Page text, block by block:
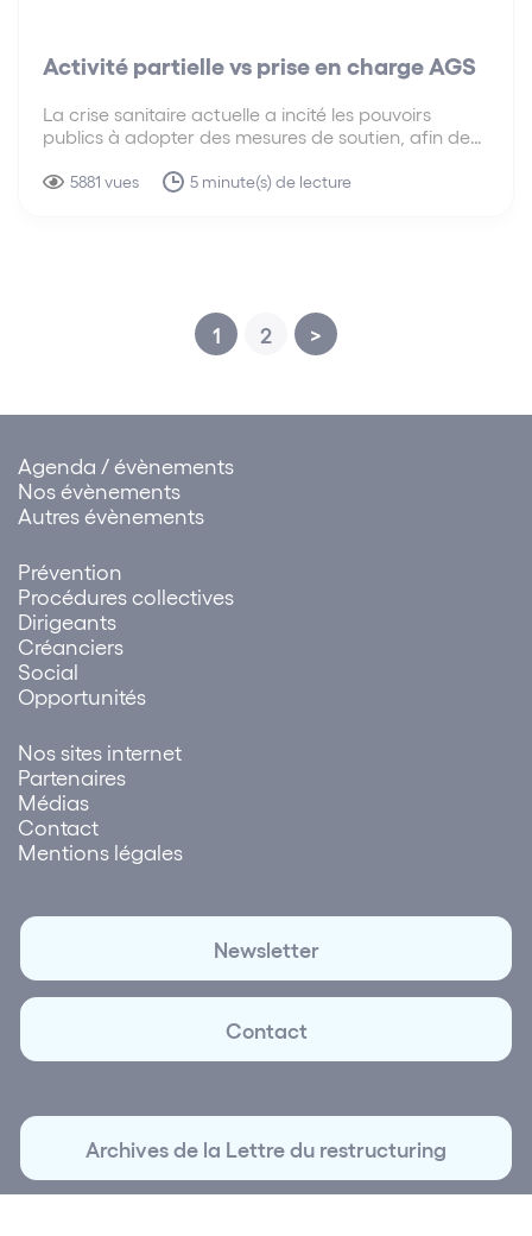
Activité partielle vs prise en charge AGS
La crise sanitaire actuelle a incité les pouvoirs
publics à adopter des mesures de soutien, afin de
qu'une telle situation pourrait entraîner.
5881 vues 5 minute(s) de lecture
1 2 >
Agenda / évènements
Nos évènements
Autres évènements
Prévention
Procédures collectives
Dirigeants
Créanciers
Social
Opportunités
Nos sites internet
Partenaires
Médias
Contact
Mentions légales
Newsletter
Contact
Archives de la Lettre du restructuring